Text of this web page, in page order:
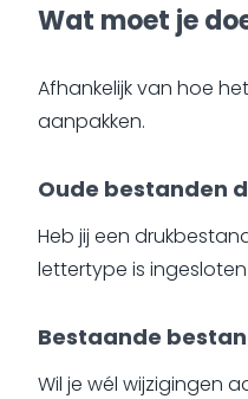
Wat moet je
Afhankelijk van hoe
aanpakken.
Oude bestanden
Heb jij een
lettertype is
Bestaande
Wil je wél wijzigingen